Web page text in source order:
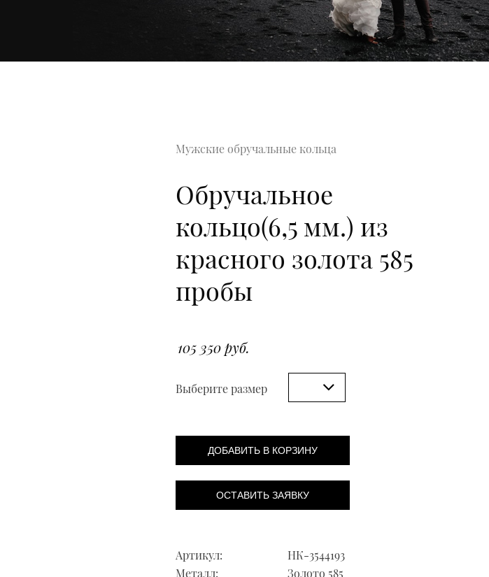
Мужские обручальные кольца
Обручальное
кольцо(6,5 мм.) из
красного золота 585
пробы
105 350 руб.
Выберите размер
ДОБАВИТЬ В КОРЗИНУ
ОСТАВИТЬ ЗАЯВКУ
Артикул:
НК-3544193
Металл:
Золото 585